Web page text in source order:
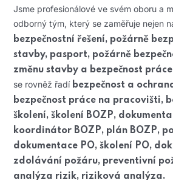
Jsme profesionálové ve svém oboru a
odborný tým, který se zaměřuje nejen
bezpečnostní řešení, požárně
stavby, pasport, požárně
změnu stavby a bezpečnost
se rovněž řadí bezpečnost a
bezpečnost práce na pracovišti,
školení, školení BOZP,
koordinátor BOZP, plán BOZP,
dokumentace PO, školení PO,
zdolávání požáru, preventivní
analýza rizik, riziková analýza.